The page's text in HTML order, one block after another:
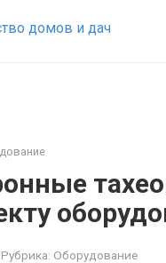
Рубрика: Оборудование